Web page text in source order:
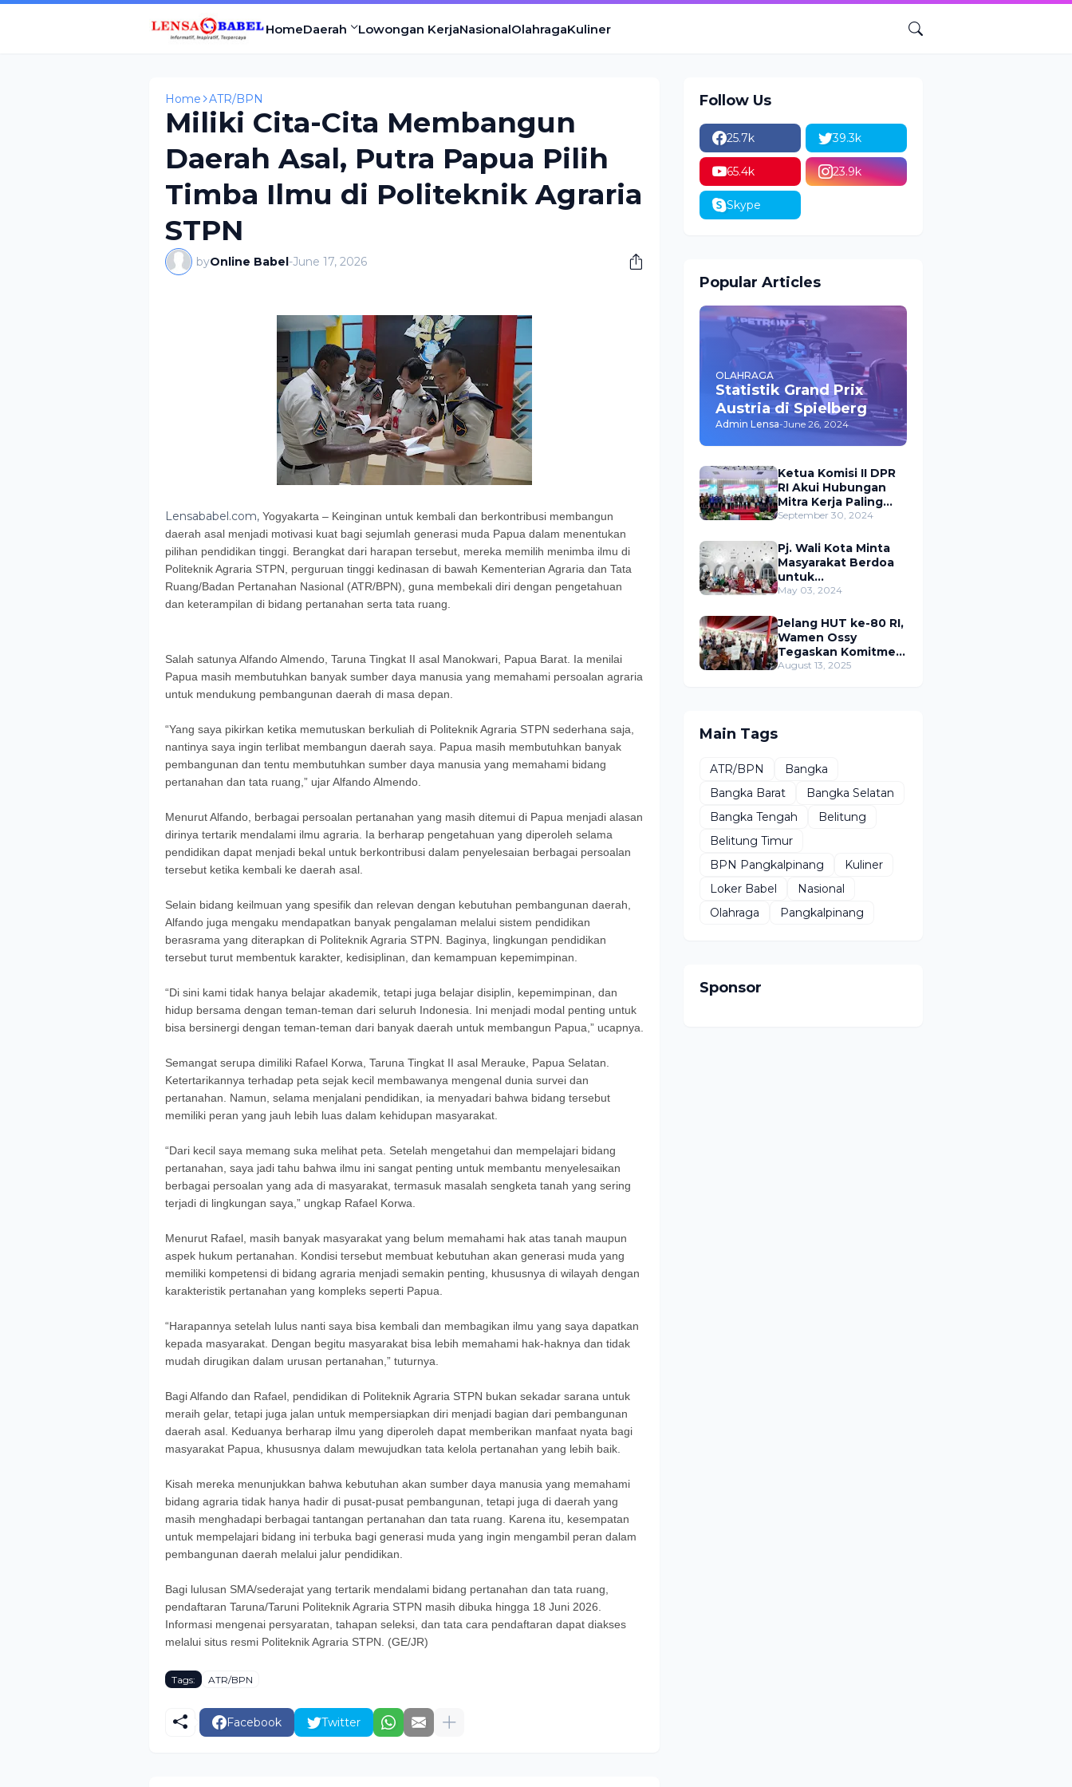
HomeDaerah Lowongan KerjaNasionalOlahragaKuliner
Home ATR/BPN
Miliki Cita-Cita Membangun
Daerah Asal, Putra Papua Pilih
Timba Ilmu di Politeknik Agraria
STPN
byOnline Babel-June 17, 2026
Lensababel.com, ​Yogyakarta – Keinginan untuk kembali dan berkontribusi membangun
daerah asal menjadi motivasi kuat bagi sejumlah generasi muda Papua dalam menentukan
pilihan pendidikan tinggi. Berangkat dari harapan tersebut, mereka memilih menimba ilmu di
Politeknik Agraria STPN, perguruan tinggi kedinasan di bawah Kementerian Agraria dan Tata
Ruang/Badan Pertanahan Nasional (ATR/BPN), guna membekali diri dengan pengetahuan
dan keterampilan di bidang pertanahan serta tata ruang.
Salah satunya Alfando Almendo, Taruna Tingkat II asal Manokwari, Papua Barat. Ia menilai
Papua masih membutuhkan banyak sumber daya manusia yang memahami persoalan agraria
untuk mendukung pembangunan daerah di masa depan.
“Yang saya pikirkan ketika memutuskan berkuliah di Politeknik Agraria STPN sederhana saja,
nantinya saya ingin terlibat membangun daerah saya. Papua masih membutuhkan banyak
pembangunan dan tentu membutuhkan sumber daya manusia yang memahami bidang
pertanahan dan tata ruang,” ujar Alfando Almendo.
Menurut Alfando, berbagai persoalan pertanahan yang masih ditemui di Papua menjadi alasan
dirinya tertarik mendalami ilmu agraria. Ia berharap pengetahuan yang diperoleh selama
pendidikan dapat menjadi bekal untuk berkontribusi dalam penyelesaian berbagai persoalan
tersebut ketika kembali ke daerah asal.
Selain bidang keilmuan yang spesifik dan relevan dengan kebutuhan pembangunan daerah,
Alfando juga mengaku mendapatkan banyak pengalaman melalui sistem pendidikan
berasrama yang diterapkan di Politeknik Agraria STPN. Baginya, lingkungan pendidikan
tersebut turut membentuk karakter, kedisiplinan, dan kemampuan kepemimpinan.
“Di sini kami tidak hanya belajar akademik, tetapi juga belajar disiplin, kepemimpinan, dan
hidup bersama dengan teman-teman dari seluruh Indonesia. Ini menjadi modal penting untuk
bisa bersinergi dengan teman-teman dari banyak daerah untuk membangun Papua,” ucapnya.
Semangat serupa dimiliki Rafael Korwa, Taruna Tingkat II asal Merauke, Papua Selatan.
Ketertarikannya terhadap peta sejak kecil membawanya mengenal dunia survei dan
pertanahan. Namun, selama menjalani pendidikan, ia menyadari bahwa bidang tersebut
memiliki peran yang jauh lebih luas dalam kehidupan masyarakat.
“Dari kecil saya memang suka melihat peta. Setelah mengetahui dan mempelajari bidang
pertanahan, saya jadi tahu bahwa ilmu ini sangat penting untuk membantu menyelesaikan
berbagai persoalan yang ada di masyarakat, termasuk masalah sengketa tanah yang sering
terjadi di lingkungan saya,” ungkap Rafael Korwa.
Menurut Rafael, masih banyak masyarakat yang belum memahami hak atas tanah maupun
aspek hukum pertanahan. Kondisi tersebut membuat kebutuhan akan generasi muda yang
memiliki kompetensi di bidang agraria menjadi semakin penting, khususnya di wilayah dengan
karakteristik pertanahan yang kompleks seperti Papua.
“Harapannya setelah lulus nanti saya bisa kembali dan membagikan ilmu yang saya dapatkan
kepada masyarakat. Dengan begitu masyarakat bisa lebih memahami hak-haknya dan tidak
mudah dirugikan dalam urusan pertanahan,” tuturnya.
Bagi Alfando dan Rafael, pendidikan di Politeknik Agraria STPN bukan sekadar sarana untuk
meraih gelar, tetapi juga jalan untuk mempersiapkan diri menjadi bagian dari pembangunan
daerah asal. Keduanya berharap ilmu yang diperoleh dapat memberikan manfaat nyata bagi
masyarakat Papua, khususnya dalam mewujudkan tata kelola pertanahan yang lebih baik.
Kisah mereka menunjukkan bahwa kebutuhan akan sumber daya manusia yang memahami
bidang agraria tidak hanya hadir di pusat-pusat pembangunan, tetapi juga di daerah yang
masih menghadapi berbagai tantangan pertanahan dan tata ruang. Karena itu, kesempatan
untuk mempelajari bidang ini terbuka bagi generasi muda yang ingin mengambil peran dalam
pembangunan daerah melalui jalur pendidikan.
Bagi lulusan SMA/sederajat yang tertarik mendalami bidang pertanahan dan tata ruang,
pendaftaran Taruna/Taruni Politeknik Agraria STPN masih dibuka hingga 18 Juni 2026.
Informasi mengenai persyaratan, tahapan seleksi, dan tata cara pendaftaran dapat diakses
melalui situs resmi Politeknik Agraria STPN. (GE/JR)
Tags: ATR/BPN
Facebook Twitter
Follow Us
25.7k 39.3k
65.4k 23.9k
Skype
Popular Articles
OLAHRAGA
Statistik Grand Prix
Austria di Spielberg
Admin Lensa-June 26, 2024
Ketua Komisi II DPR
RI Akui Hubungan
Mitra Kerja Paling
Akrab dengan
ATR/BPN
September 30, 2024
Pj. Wali Kota Minta
Masyarakat Berdoa
untuk
Pangkalpinang,
di 2024 Berjalan
Lancar
May 03, 2024
Jelang HUT ke-80 RI,
Wamen Ossy
Tegaskan Komitmen
Presiden Prabowo
August 13, 2025
Main Tags
ATR/BPN
Bangka
Bangka Barat
Bangka Selatan
Bangka Tengah
Belitung
Belitung Timur
BPN Pangkalpinang
Kuliner
Loker Babel
Nasional
Olahraga
Pangkalpinang
Sponsor